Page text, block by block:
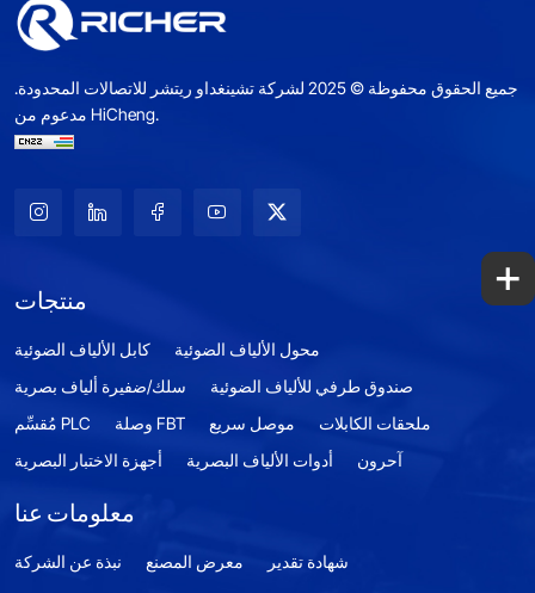
جميع الحقوق محفوظة © 2025 لشركة تشينغداو ريتشر للاتصالات المحدودة.
مدعوم من HiCheng.
منتجات
كابل الألياف الضوئية
محول الألياف الضوئية
سلك/ضفيرة ألياف بصرية
صندوق طرفي للألياف الضوئية
مُقسِّم PLC
وصلة FBT موصل سريع
ملحقات الكابلات
أجهزة الاختبار البصرية
أدوات الألياف البصرية آحرون
معلومات عنا
نبذة عن الشركة معرض المصنع شهادة تقدير
+